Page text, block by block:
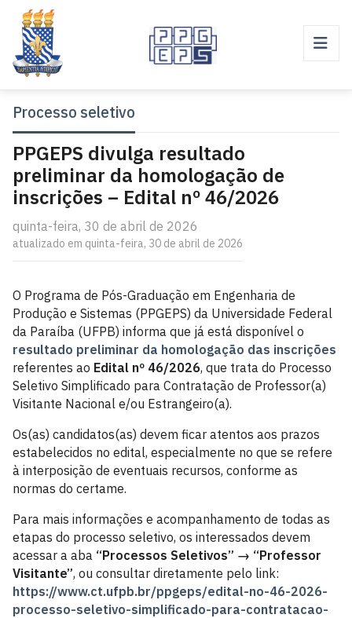
Processo seletivo
PPGEPS divulga resultado
preliminar da homologação de
inscrições – Edital nº 46/2026
quinta-feira, 30 de abril de 2026
atualizado em quinta-feira, 30 de abril de 2026
O Programa de Pós-Graduação em Engenharia de
Produção e Sistemas (PPGEPS) da Universidade Federal
da Paraíba (UFPB) informa que já está disponível o
resultado preliminar da homologação das inscrições
referentes ao Edital nº 46/2026, que trata do Processo
Seletivo Simplificado para Contratação de Professor(a)
Visitante Nacional e/ou Estrangeiro(a).
Os(as) candidatos(as) devem ficar atentos aos prazos
estabelecidos no edital, especialmente no que se refere
à interposição de eventuais recursos, conforme as
normas do certame.
Para mais informações e acompanhamento de todas as
etapas do processo seletivo, os interessados devem
acessar a aba “Processos Seletivos” → “Professor
Visitante”, ou consultar diretamente pelo link:
https://www.ct.ufpb.br/ppgeps/edital-no-46-2026-
processo-seletivo-simplificado-para-contratacao-